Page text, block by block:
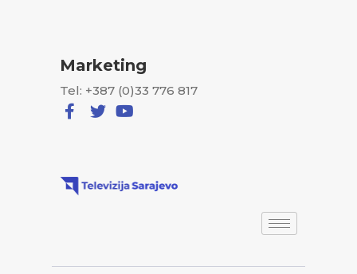
Marketing
Tel: +387 (0)33 776 817